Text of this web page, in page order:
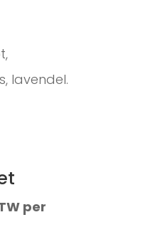
lavendel.
per